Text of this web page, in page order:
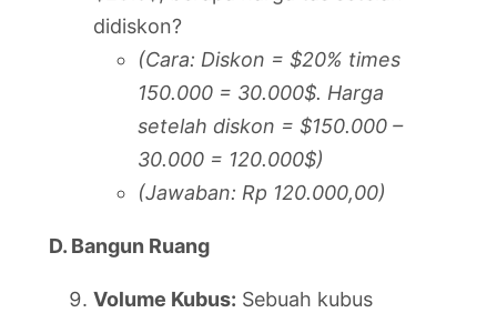
didiskon?
(Cara: Diskon = $20% times
150.000 = 30.000$. Harga
setelah diskon = $150.000 –
30.000 = 120.000$)
(Jawaban: Rp 120.000,00)
D. Bangun Ruang
Volume Kubus: Sebuah kubus